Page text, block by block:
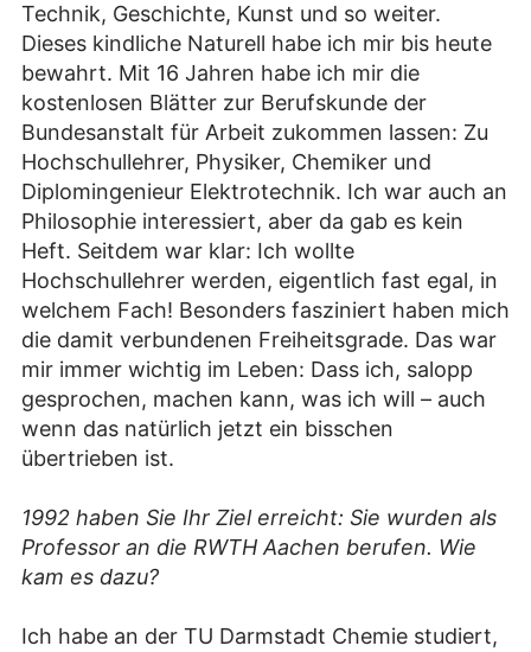
Technik, Geschichte, Kunst und so weiter.
Dieses kindliche Naturell habe ich mir bis heute
bewahrt. Mit 16 Jahren habe ich mir die
kostenlosen Blätter zur Berufskunde der
Bundesanstalt für Arbeit zukommen lassen: Zu
Hochschullehrer, Physiker, Chemiker und
Diplomingenieur Elektrotechnik. Ich war auch an
Philosophie interessiert, aber da gab es kein
Heft. Seitdem war klar: Ich wollte
Hochschullehrer werden, eigentlich fast egal, in
welchem Fach! Besonders fasziniert haben mich
die damit verbundenen Freiheitsgrade. Das war
mir immer wichtig im Leben: Dass ich, salopp
gesprochen, machen kann, was ich will – auch
wenn das natürlich jetzt ein bisschen
übertrieben ist.
1992 haben Sie Ihr Ziel erreicht: Sie wurden als
Professor an die RWTH Aachen berufen. Wie
kam es dazu?
Ich habe an der TU Darmstadt Chemie studiert,